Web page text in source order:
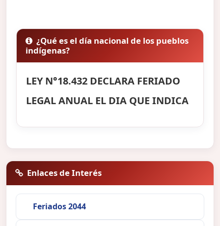
¿Qué es el día nacional de los pueblos
indígenas?
LEY N°18.432 DECLARA FERIADO
LEGAL ANUAL EL DIA QUE INDICA
Enlaces de Interés
Feriados 2044